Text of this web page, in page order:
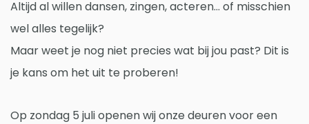
Altijd al willen dansen, zingen, acteren… of misschien
wel alles tegelijk?
Maar weet je nog niet precies wat bij jou past? Dit is
je kans om het uit te proberen!
Op zondag 5 juli openen wij onze deuren voor een